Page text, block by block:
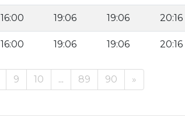
16:00 19:06 19:06 20:16
16:00 19:06 19:06 20:16
9 10 ... 89 90 »